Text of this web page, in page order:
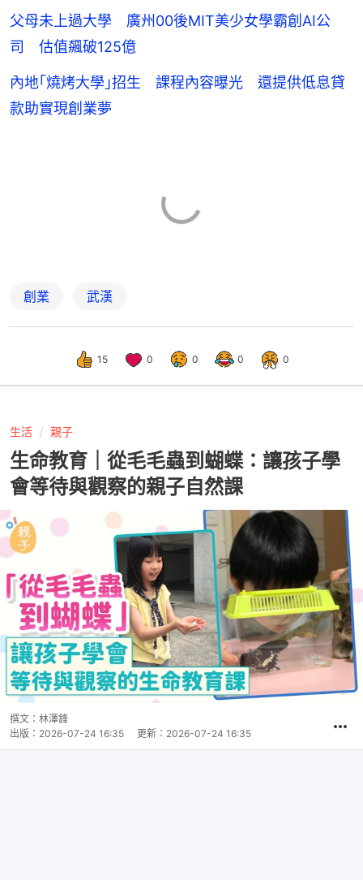
父母未上過大學 廣州00後MIT美少女學霸創AI公
司 估值飆破125億
內地｢燒烤大學｣招生 課程內容曝光 還提供低息貸
款助實現創業夢
創業 武漢
15 0 0 0 0
生活 親子
生命教育｜從毛毛蟲到蝴蝶：讓孩子學
會等待與觀察的親子自然課
撰文： 林澤鋒
出版： 2026-07-24 16:35 更新： 2026-07-24 16:35